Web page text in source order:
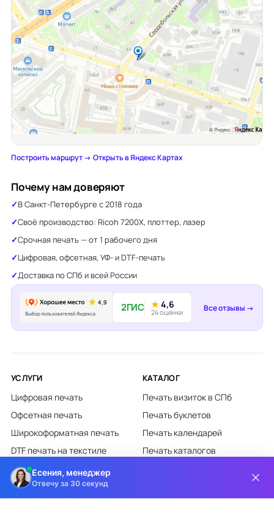
Построить маршрут →·Открыть в Яндекс Картах
Почему нам доверяют
В Санкт-Петербурге с 2018 года
Своё производство: Ricoh 7200X, плоттер, лазер
Срочная печать — от 1 рабочего дня
Цифровая, офсетная, УФ- и DTF-печать
Доставка по СПб и всей России
2ГИС ★4,6
24 оценки Все отзывы →
УСЛУГИ
Цифровая печать
Офсетная печать
Широкоформатная печать
DTF печать на текстиле
Лазерная гравировка
КАТАЛОГ
Печать визиток в СПб
Печать буклетов
Печать календарей
Печать каталогов
Есения, менеджер
Отвечу за 30 секунд